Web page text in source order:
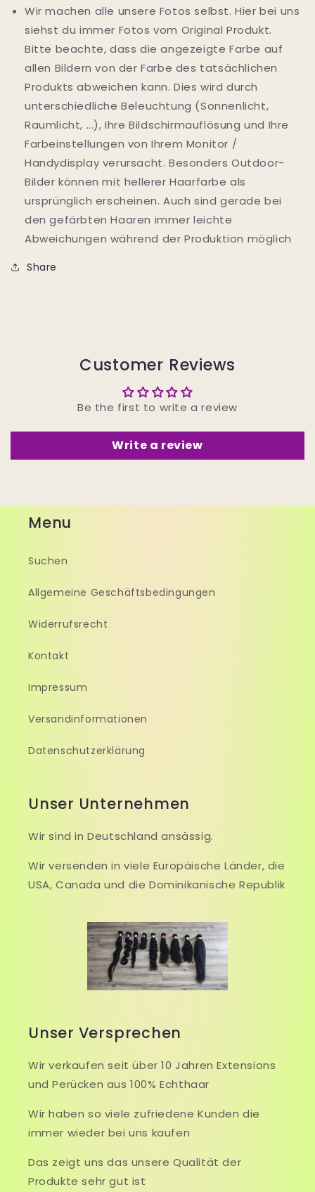
Wir machen alle unsere Fotos selbst. Hier bei uns
siehst du immer Fotos vom Original Produkt.
Bitte beachte, dass die angezeigte Farbe auf
allen Bildern von der Farbe des tatsächlichen
Produkts abweichen kann. Dies wird durch
unterschiedliche Beleuchtung (Sonnenlicht,
Raumlicht, ...), Ihre Bildschirmauflösung und Ihre
Farbeinstellungen von Ihrem Monitor /
Handydisplay verursacht. Besonders Outdoor-
Bilder können mit hellerer Haarfarbe als
ursprünglich erscheinen. Auch sind gerade bei
den gefärbten Haaren immer leichte
Abweichungen während der Produktion möglich
Share
Customer Reviews
Be the first to write a review
Write a review
Menu
Suchen
Allgemeine Geschäftsbedingungen
Widerrufsrecht
Kontakt
Impressum
Versandinformationen
Datenschutzerklärung
Unser Unternehmen
Wir sind in Deutschland ansässig.
Wir versenden in viele Europäische Länder, die
USA, Canada und die Dominikanische Republik
Unser Versprechen
Wir verkaufen seit über 10 Jahren Extensions
und Perücken aus 100% Echthaar
Wir haben so viele zufriedene Kunden die
immer wieder bei uns kaufen
Das zeigt uns das unsere Qualität der
Produkte sehr gut ist